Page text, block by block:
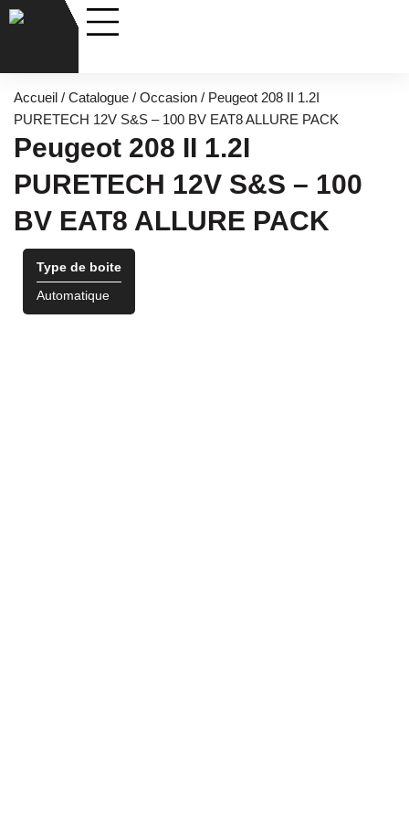
Accueil / Catalogue / Occasion / Peugeot 208 II 1.2I
PURETECH 12V S&S – 100 BV EAT8 ALLURE PACK
Peugeot 208 II 1.2I
PURETECH 12V S&S – 100
BV EAT8 ALLURE PACK
Type de boite
Automatique